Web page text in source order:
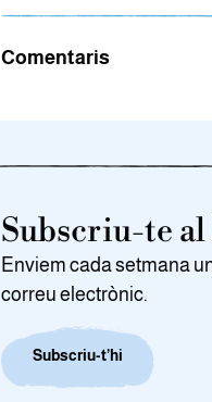
Comentaris
Subscriu-te
Enviem cada setmana
correu electrònic.
Subscriu-t’hi